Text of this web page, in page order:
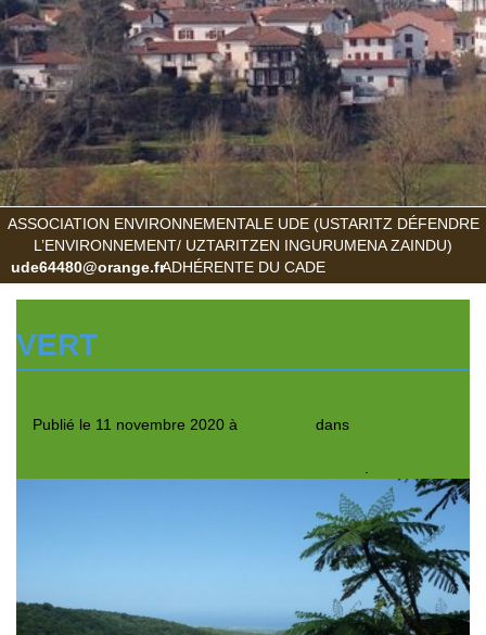
ASSOCIATION ENVIRONNEMENTALE UDE (USTARITZ DÉFENDRE
L’ENVIRONNEMENT/ UZTARITZEN INGURUMENA ZAINDU)
ADHÉRENTE DU CADE
ude64480@orange.fr
VERT
Publié le 11 novembre 2020 à dans